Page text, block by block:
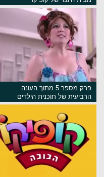
פרק מספר 5 מתוך העונה
הרביעית של תוכנית הילדים
המצליחה קופיקו